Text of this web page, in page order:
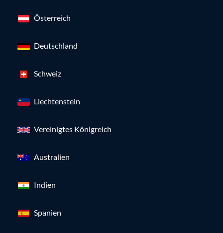
Österreich
Deutschland
Schweiz
Liechtenstein
Vereinigtes Königreich
Australien
Indien
Spanien